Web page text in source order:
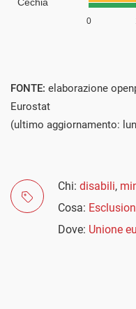
FONTE: elaborazione
Eurostat
(ultimo aggiornamento:
Chi: disabili,
Cosa:
Dove: Unione